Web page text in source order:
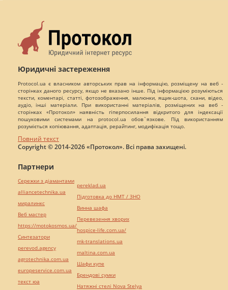
Юридичні застереження
Protocol.ua є власником авторських прав на інформацію, розміщену на веб -
сторінках даного ресурсу, якщо не вказано інше. Під інформацією розуміються
тексти, коментарі, статті, фотозображення, малюнки, ящик-шота, скани, відео,
аудіо, інші матеріали. При використанні матеріалів, розміщених на веб -
сторінках «Протокол» наявність гіперпосилання відкритого для індексації
пошуковими системами на protocol.ua обов`язкове. Під використанням
розуміється копіювання, адаптація, рерайтинг, модифікація тощо.
Повний текст
Copyright © 2014-2026 «Протокол». Всі права захищені.
Партнери
Сережки з діамантами
alliancetechnika.ua
миралинкс
Веб мастер
https://motokosmos.ua/
Синтезатори
perevod.agency
agrotechnika.com.ua
europeservice.com.ua
текст юа
pereklad.ua
Підготовка до НМТ / ЗНО
Винна шафа
Перевезення хворих
hospice-life.com.ua/
mk-translations.ua
maltina.com.ua
Шафи купе
Брендові сумки
Натяжні стелі Nova Stelya